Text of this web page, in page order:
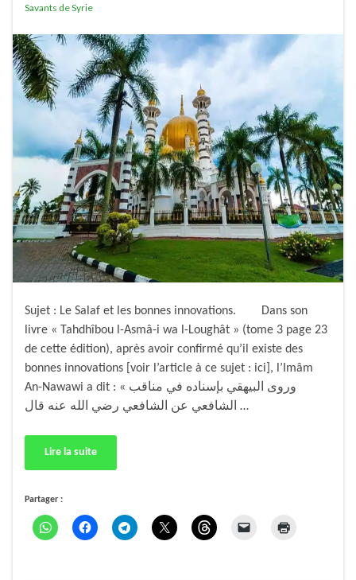
Savants de Syrie
Sujet : Le Salaf et les bonnes innovations. Dans son
livre « Tahdhîbou l-Asmâ-i wa l-Loughât » (tome 3 page 23
de cette édition), après avoir confirmé qu’il existe des
bonnes innovations [voir l’article à ce sujet : ici], l’Imâm
An-Nawawi a dit : « وروى البيهقي بإسناده في مناقب
الشافعي عن الشافعي رضي الله عنه قال …
Lire la suite
Partager :